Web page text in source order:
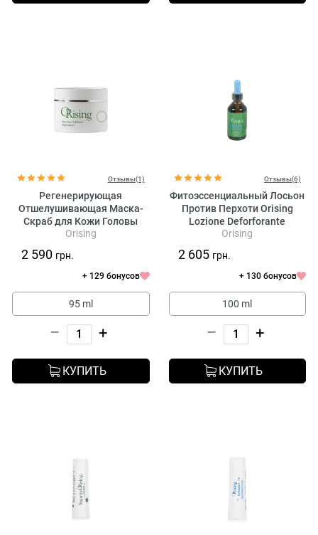
Отзывы(1)
Регенерирующая
Отшелушивающая Маска-
Скраб для Кожи Головы
Orising Regenerating
Orising
2 590 грн.
+ 129 бонусов
95 ml
– +
КУПИТЬ
Отзывы(6)
Фитоэссенциальный Лосьон
Против Перхоти Orising
Lozione Deforforante
Orising
2 605 грн.
+ 130 бонусов
100 ml
– +
КУПИТЬ